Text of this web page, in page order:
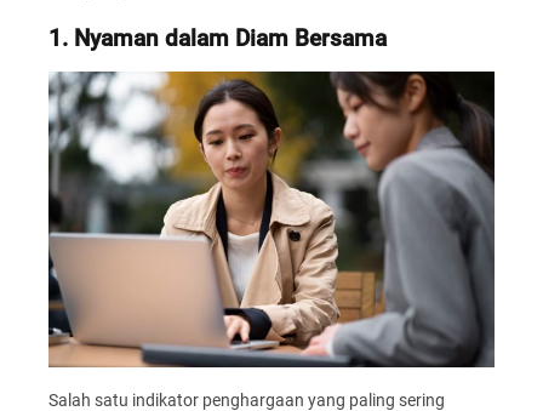
1. Nyaman dalam Diam Bersama
Salah satu indikator penghargaan yang paling sering